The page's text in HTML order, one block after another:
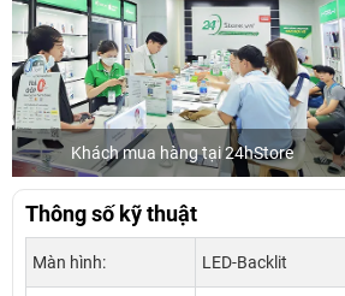
Khách mua hàng tại 24hStore
Thông số kỹ thuật
Màn hình: LED-Backlit